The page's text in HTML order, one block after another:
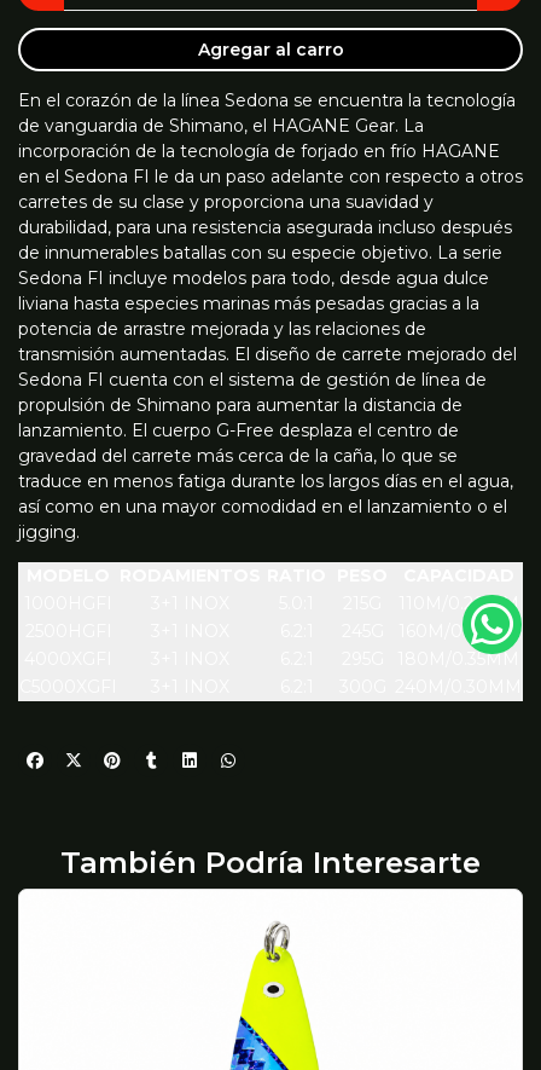
Agregar al carro
En el corazón de la línea Sedona se encuentra la tecnología
de vanguardia de Shimano, el HAGANE Gear. La
incorporación de la tecnología de forjado en frío HAGANE
en el Sedona FI le da un paso adelante con respecto a otros
carretes de su clase y proporciona una suavidad y
durabilidad, para una resistencia asegurada incluso después
de innumerables batallas con su especie objetivo. La serie
Sedona FI incluye modelos para todo, desde agua dulce
liviana hasta especies marinas más pesadas gracias a la
potencia de arrastre mejorada y las relaciones de
transmisión aumentadas. El diseño de carrete mejorado del
Sedona FI cuenta con el sistema de gestión de línea de
propulsión de Shimano para aumentar la distancia de
lanzamiento. El cuerpo G-Free desplaza el centro de
gravedad del carrete más cerca de la caña, lo que se
traduce en menos fatiga durante los largos días en el agua,
así como en una mayor comodidad en el lanzamiento o el
jigging.
110M/0.20MM
160M/0.25MM
180M/0.35MM
También Podría Interesarte